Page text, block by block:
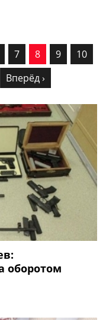
7 8 9
10
Вперёд ›
оборотом